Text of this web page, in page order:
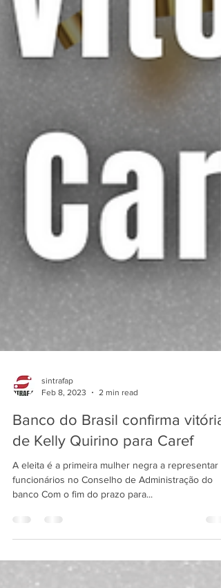
sintrafap
Feb 8, 2023
2 min read
Banco do Brasil confirma vitória
de Kelly Quirino para Caref
funcionários no Conselho de Administração do